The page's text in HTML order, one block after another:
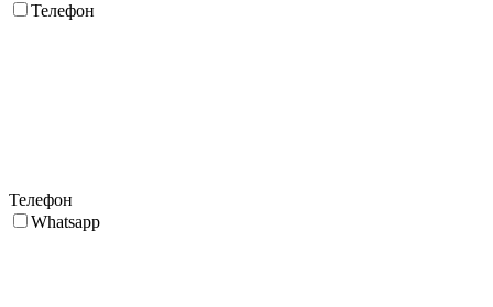
Телефон
Телефон
Whatsapp